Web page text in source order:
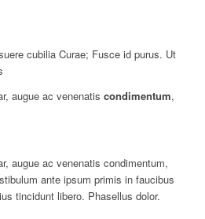
cubilia Curae; Fusce id purus. Ut
augue ac venenatis condimentum,
augue ac venenatis condimentum,
ante ipsum primis in faucibus
tincidunt libero. Phasellus dolor.